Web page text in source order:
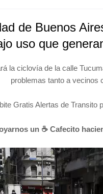
de Buenos
uso que
la ciclovía de la calle
problemas tanto a vecinos
Gratis Alertas de Transito
un ☕ Cafecito